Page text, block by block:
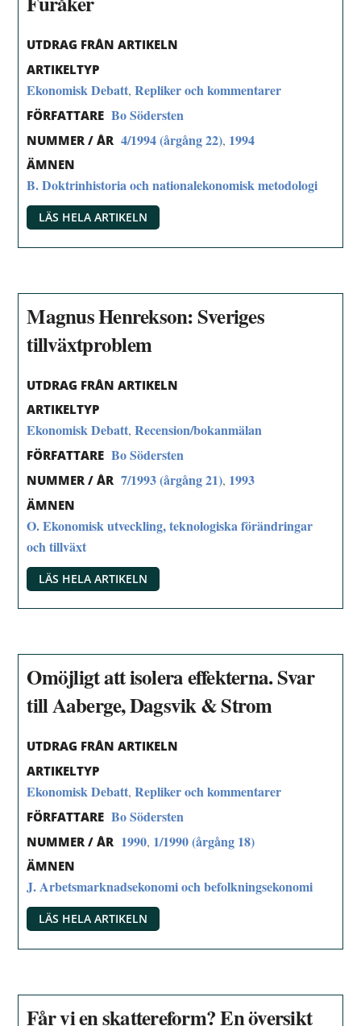
UTDRAG FRÅN ARTIKELN
ARTIKELTYP
Ekonomisk Debatt,Repliker och kommentarer
FÖRFATTARE Bo Södersten
NUMMER / ÅR 4/1994 (årgång 22), 1994
ÄMNEN
B. Doktrinhistoria och nationalekonomisk metodologi
LÄS HELA ARTIKELN
Magnus Henrekson: Sveriges
tillväxtproblem
UTDRAG FRÅN ARTIKELN
ARTIKELTYP
Ekonomisk Debatt,Recension/bokanmälan
FÖRFATTARE Bo Södersten
NUMMER / ÅR 7/1993 (årgång 21), 1993
ÄMNEN
O. Ekonomisk utveckling, teknologiska förändringar
och tillväxt
LÄS HELA ARTIKELN
Omöjligt att isolera effekterna. Svar
till Aaberge, Dagsvik & Strom
UTDRAG FRÅN ARTIKELN
ARTIKELTYP
Ekonomisk Debatt,Repliker och kommentarer
FÖRFATTARE Bo Södersten
NUMMER / ÅR 1990, 1/1990 (årgång 18)
ÄMNEN
J. Arbetsmarknadsekonomi och befolkningsekonomi
LÄS HELA ARTIKELN
Får vi en skattereform? En översikt